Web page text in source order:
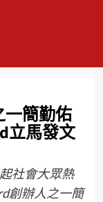
簡勤佑
立馬發文
社會大眾熱
創辦人之一簡